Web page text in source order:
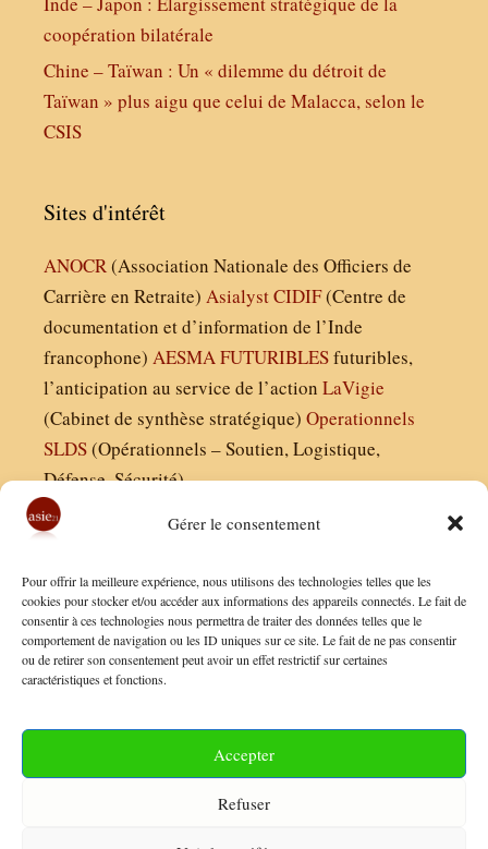
Gérer le consentement
Pour offrir la meilleure expérience, nous utilisons des technologies telles que les
cookies pour stocker et/ou accéder aux informations des appareils connectés. Le fait de
consentir à ces technologies nous permettra de traiter des données telles que le
comportement de navigation ou les ID uniques sur ce site. Le fait de ne pas consentir
ou de retirer son consentement peut avoir un effet restrictif sur certaines
caractéristiques et fonctions.
Accepter
Refuser
coopération bilatérale
Chine – Taïwan : Un « dilemme du détroit de
Taïwan » plus aigu que celui de Malacca, selon le
CSIS
Sites d'intérêt
ANOCR(Association Nationale des Officiers de
Carrière en Retraite) AsialystCIDIF(Centre de
documentation et d’information de l’Inde
francophone) AESMAFUTURIBLESfuturibles,
l’anticipation au service de l’action LaVigie
(Cabinet de synthèse stratégique) Operationnels
SLDS(Opérationnels – Soutien, Logistique,
Défense, Sécurité)
Finaldées EURL
Siège social : 13 avenue Boudon, 75016, Paris
Nous contacter
Conditions Générales de Vente
Politique de Confidentialité